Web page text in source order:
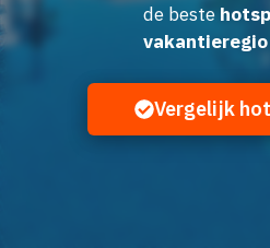
de beste
Vergelijk